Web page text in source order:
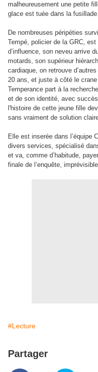
malheureusement une petite
glace est tuée dans la fusillade.
De nombreuses péripéties
Tempé, policier de la GRC,
d’influence, son neveu arrive
motards, son supérieur
cardiaque, on retrouve
20 ans, et juste à côté le
Temperance part à la
et de son identité, avec
l'histoire de cette jeune fille
sans vraiment de solution
Elle est inserée dans l’équipe
divers services, spécialisé
et va, comme d’habitude,
finale de l’enquête,
#Lecture
Partager